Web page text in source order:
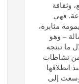
وثقافة
فهي
مثابرة،
– وهو
ما تنتجه
من نشاطات
انطلاقها
وسعت إلى